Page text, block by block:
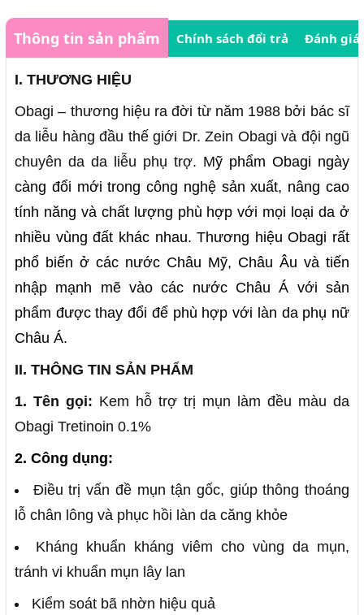
Thông tin sản phẩm Chính sách đổi trả Đánh giá
I. THƯƠNG HIỆU
Obagi – thương hiệu ra đời từ năm 1988 bởi bác sĩ
da liễu hàng đầu thế giới Dr. Zein Obagi và đội ngũ
chuyên da da liễu phụ trợ. Mỹ phẩm Obagi ngày
càng đổi mới trong công nghệ sản xuất, nâng cao
tính năng và chất lượng phù hợp với mọi loại da ở
nhiều vùng đất khác nhau. Thương hiệu Obagi rất
phổ biến ở các nước Châu Mỹ, Châu Âu và tiến
nhập mạnh mẽ vào các nước Châu Á với sản
phẩm được thay đổi để phù hợp với làn da phụ nữ
Châu Á.
II. THÔNG TIN SẢN PHẨM
1. Tên gọi: Kem hỗ trợ trị mụn làm đều màu da
Obagi Tretinoin 0.1%
2. Công dụng:
Điều trị vấn đề mụn tận gốc, giúp thông thoáng
lỗ chân lông và phục hồi làn da căng khỏe
Kháng khuẩn kháng viêm cho vùng da mụn,
tránh vi khuẩn mụn lây lan
Kiểm soát bã nhờn hiệu quả